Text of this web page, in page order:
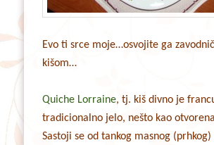
Evo ti srce moje…osvojite ga
kišom…
Quiche Lorraine, tj. kiš divno je
tradicionalno jelo, nešto kao
Sastoji se od tankog masnog